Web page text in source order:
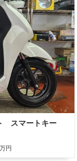
スマートキー
万円